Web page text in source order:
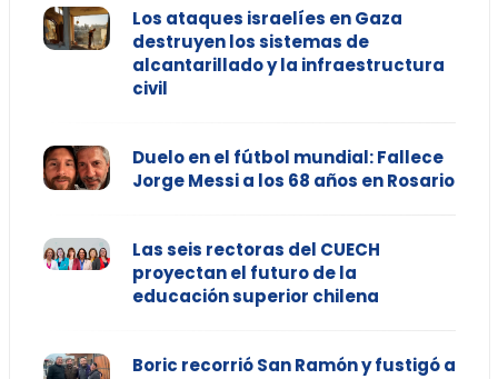
Los ataques israelíes en Gaza
destruyen los sistemas de
alcantarillado y la infraestructura
civil
Duelo en el fútbol mundial: Fallece
Jorge Messi a los 68 años en Rosario
Las seis rectoras del CUECH
proyectan el futuro de la
educación superior chilena
Boric recorrió San Ramón y fustigó a